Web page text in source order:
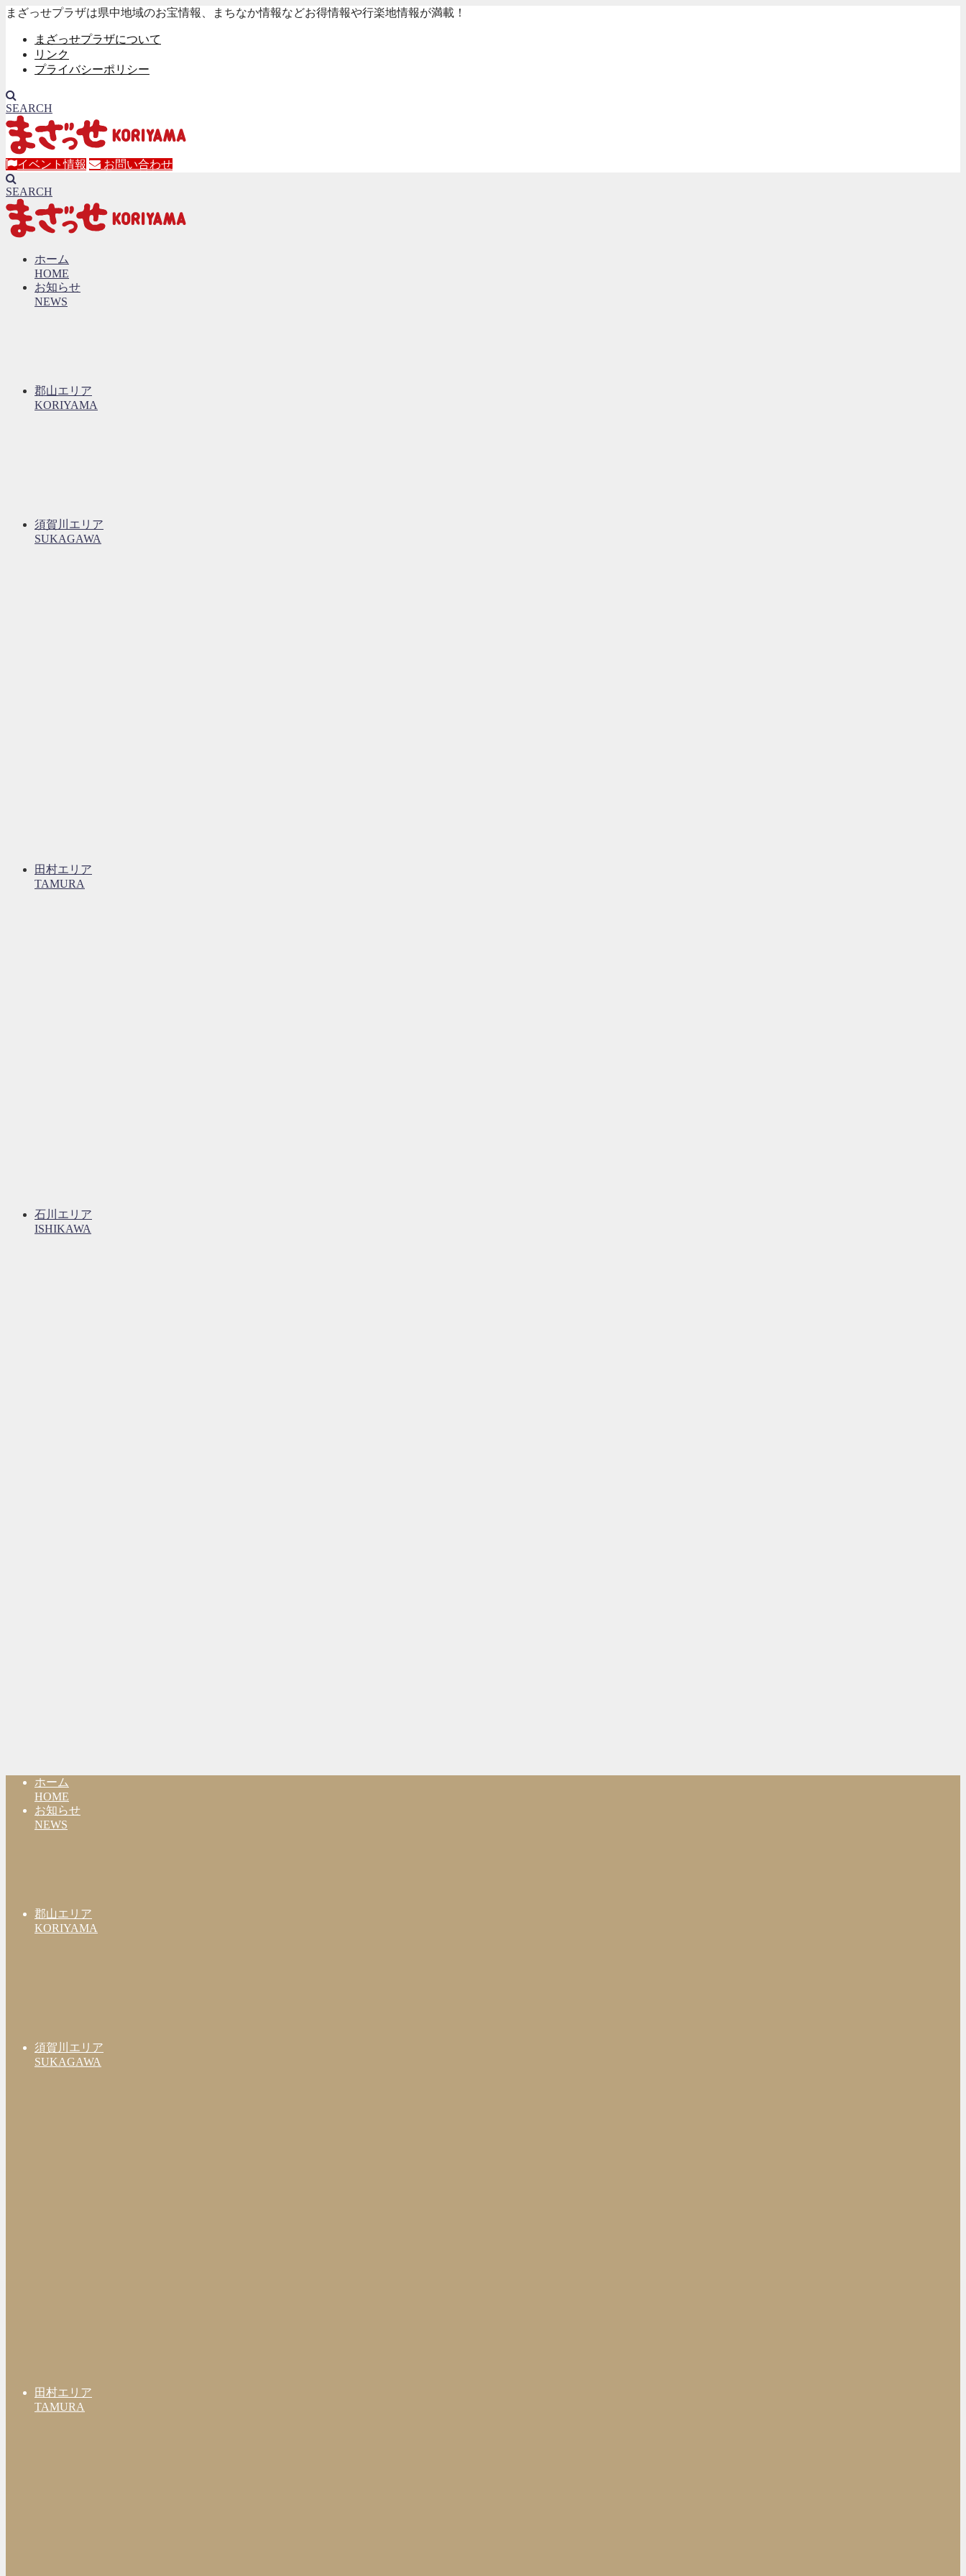
まざっせプラザは県中地域のお宝情報、まちなか情報などお得情報や行楽地情報が満載！
まざっせプラザについて
リンク
プライバシーポリシー
SEARCH
イベント情報 お問い合わせ
SEARCH
ホーム
HOME
お知らせ
NEWS
郡山エリア
KORIYAMA
須賀川エリア
SUKAGAWA
田村エリア
TAMURA
石川エリア
ISHIKAWA
ホーム
HOME
お知らせ
NEWS
郡山エリア
KORIYAMA
須賀川エリア
SUKAGAWA
田村エリア
TAMURA